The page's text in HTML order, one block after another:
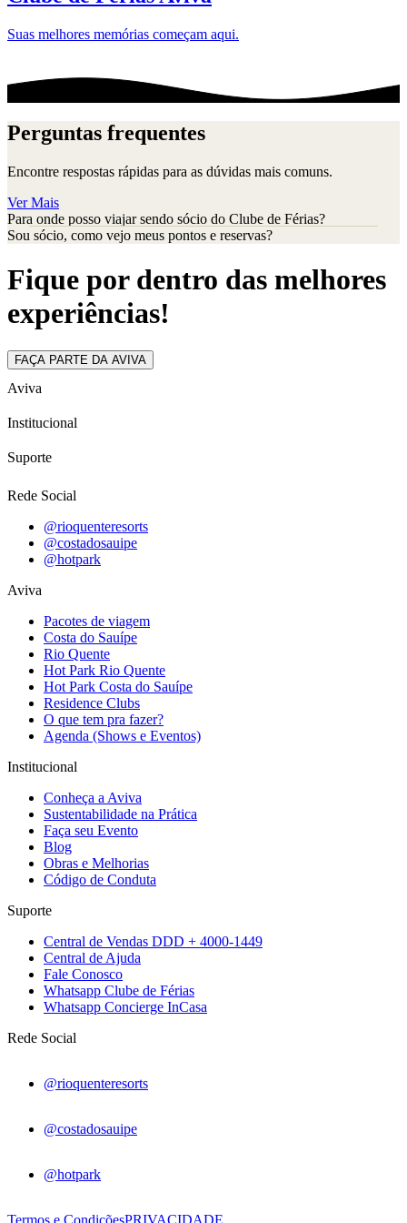
Suas melhores memórias começam aqui.
Perguntas frequentes
Encontre respostas rápidas para as dúvidas mais comuns.
Ver Mais
Para onde posso viajar sendo sócio do Clube de Férias?
Sou sócio, como vejo meus pontos e reservas?
Fique por dentro das melhores
experiências!
FAÇA PARTE DA AVIVA
Aviva
Institucional
Suporte
Rede Social
@rioquenteresorts
@costadosauipe
@hotpark
Aviva
Pacotes de viagem
Costa do Sauípe
Rio Quente
Hot Park Rio Quente
Hot Park Costa do Sauípe
Residence Clubs
O que tem pra fazer?
Agenda (Shows e Eventos)
Institucional
Conheça a Aviva
Sustentabilidade na Prática
Faça seu Evento
Blog
Obras e Melhorias
Código de Conduta
Suporte
Central de Vendas DDD + 4000-1449
Central de Ajuda
Fale Conosco
Whatsapp Clube de Férias
Whatsapp Concierge InCasa
Rede Social
@rioquenteresorts
@costadosauipe
@hotpark
Termos e CondiçõesPRIVACIDADE